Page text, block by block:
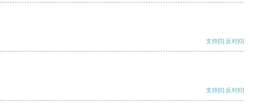
支持[0] 反对[0]
支持[0] 反对[0]